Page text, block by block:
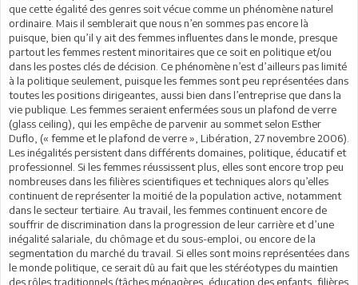
que cette égalité des genres soit vécue comme un phénomène naturel
ordinaire. Mais il semblerait que nous n’en sommes pas encore là
puisque, bien qu’il y ait des femmes influentes dans le monde, presque
partout les femmes restent minoritaires que ce soit en politique et/ou
dans les postes clés de décision. Ce phénomène n’est d’ailleurs pas limité
à la politique seulement, puisque les femmes sont peu représentées dans
toutes les positions dirigeantes, aussi bien dans l’entreprise que dans la
vie publique. Les femmes seraient enfermées sous un plafond de verre
(glass ceiling), qui les empêche de parvenir au sommet selon Esther
Duflo, (« femme et le plafond de verre », Libération, 27 novembre 2006).
Les inégalités persistent dans différents domaines, politique, éducatif et
professionnel. Si les femmes réussissent plus, elles sont encore trop peu
nombreuses dans les filières scientifiques et techniques alors qu’elles
continuent de représenter la moitié de la population active, notamment
dans le secteur tertiaire. Au travail, les femmes continuent encore de
souffrir de discrimination dans la progression de leur carrière et d’une
inégalité salariale, du chômage et du sous-emploi, ou encore de la
segmentation du marché du travail. Si elles sont moins représentées dans
le monde politique, ce serait dû au fait que les stéréotypes du maintien
des rôles traditionnels (tâches ménagères, éducation des enfants, filières